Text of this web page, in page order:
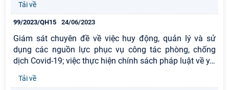
Tải về
99/2023/QH15 24/06/2023
Giám sát chuyên đề về việc huy động, quản lý và sử
dụng các nguồn lực phục vụ công tác phòng, chống
dịch Covid-19; việc thực hiện chính sách pháp luật về y…
Tải về